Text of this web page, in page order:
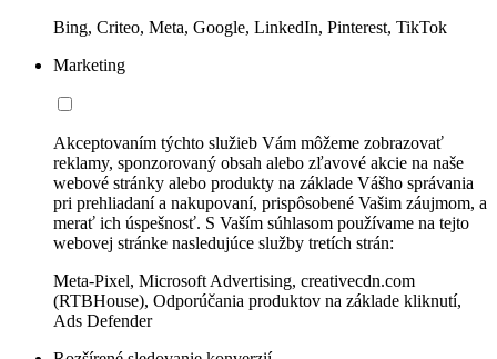
Bing, Criteo, Meta, Google, LinkedIn, Pinterest, TikTok
Marketing
Akceptovaním týchto služieb Vám môžeme zobrazovať
reklamy, sponzorovaný obsah alebo zľavové akcie na naše
webové stránky alebo produkty na základe Vášho správania
pri prehliadaní a nakupovaní, prispôsobené Vašim záujmom, a
merať ich úspešnosť. S Vaším súhlasom používame na tejto
webovej stránke nasledujúce služby tretích strán:
Meta-Pixel, Microsoft Advertising, creativecdn.com
(RTBHouse), Odporúčania produktov na základe kliknutí,
Ads Defender